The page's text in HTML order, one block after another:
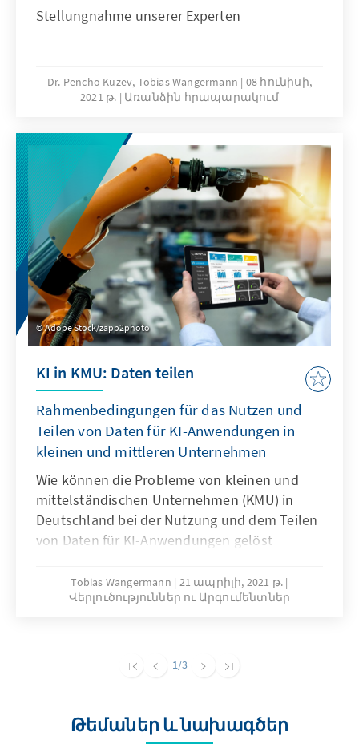
Stellungnahme unserer Experten
Dr. Pencho Kuzev, Tobias Wangermann
08 հունիսի,
2021 թ.
Առանձին հրապարակում
Adobe Stock/zapp2photo
KI in KMU: Daten teilen
Rahmenbedingungen für das Nutzen und
Teilen von Daten für KI-Anwendungen in
kleinen und mittleren Unternehmen
Wie können die Probleme von kleinen und
mittelständischen Unternehmen (KMU) in
Deutschland bei der Nutzung und dem Teilen
von Daten für KI-Anwendungen gelöst
die spezifische Problemlage von KMU in
diesem Thema dar, ermittelt Ursachen und
Tobias Wangermann
21 ապրիլի, 2021 թ.
Վերլուծություններ ու Արգումենտներ
1/3
Թեմաներ և նախագծեր